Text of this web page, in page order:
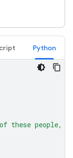
Python
these people,